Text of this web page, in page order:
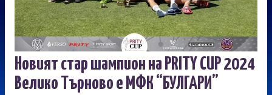
Новият стар шампион на PRITY CUP 2024
Велико Търново е МФК “БУЛГАРИ”